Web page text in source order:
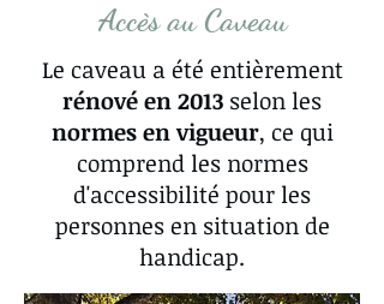
Accès au Caveau
Le caveau a été entièrement
rénové en 2013 selon les
normes en vigueur, ce qui
comprend les normes
d'accessibilité pour les
personnes en situation de
handicap.